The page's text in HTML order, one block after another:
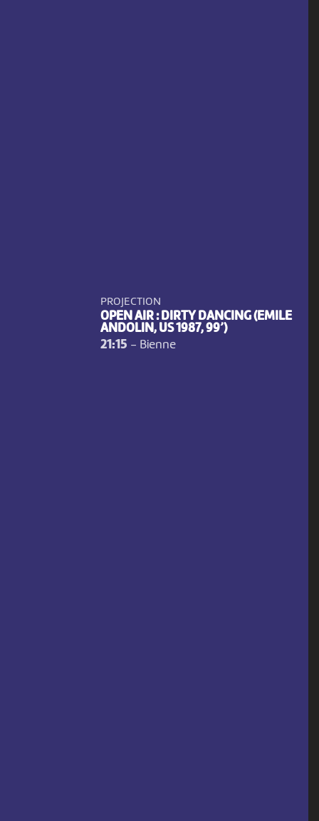
PROJECTION
OPEN AIR : DIRTY DANCING (EMILE
ANDOLIN, US 1987, 99’)
21:15 - Bienne